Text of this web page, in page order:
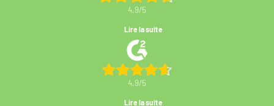
4.9/5
Lire la suite
4.9/5
Lire la suite